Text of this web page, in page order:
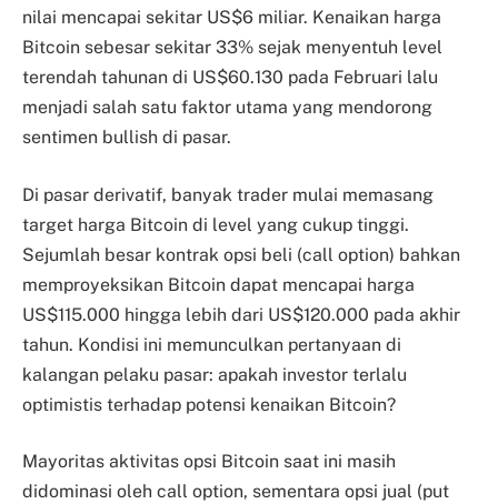
nilai mencapai sekitar US$6 miliar. Kenaikan harga
Bitcoin sebesar sekitar 33% sejak menyentuh level
terendah tahunan di US$60.130 pada Februari lalu
menjadi salah satu faktor utama yang mendorong
sentimen bullish di pasar.
Di pasar derivatif, banyak trader mulai memasang
target harga Bitcoin di level yang cukup tinggi.
Sejumlah besar kontrak opsi beli (call option) bahkan
memproyeksikan Bitcoin dapat mencapai harga
US$115.000 hingga lebih dari US$120.000 pada akhir
tahun. Kondisi ini memunculkan pertanyaan di
kalangan pelaku pasar: apakah investor terlalu
optimistis terhadap potensi kenaikan Bitcoin?
Mayoritas aktivitas opsi Bitcoin saat ini masih
didominasi oleh call option, sementara opsi jual (put